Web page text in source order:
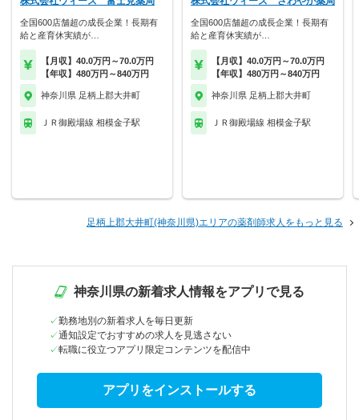
全国600店舗超の成長企業！長期有
給と産育休実績が…
【月収】40.0万円～70.0万円
【年収】480万円～840万円
神奈川県 足柄上郡大井町
ＪＲ御殿場線 相模金子駅
全国600店舗超の成長企業！長期有
給と産育休実績が…
【月収】40.0万円～70.0万円
【年収】480万円～840万円
神奈川県 足柄上郡大井町
ＪＲ御殿場線 相模金子駅
足柄上郡大井町(神奈川県)エリアの薬剤師求人をもっと見る
神奈川県の新着求人情報をアプリで見る
勤務地別の新着求人を毎日更新
通知設定でおすすめの求人を見逃さない
転職に役立つアプリ限定コンテンツを配信中
アプリをインストールする